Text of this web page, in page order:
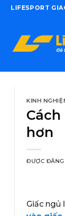
SkipLIFESPORT
KINH
hơn
ĐƯỢC ĐĂNG
Giấc ngủ